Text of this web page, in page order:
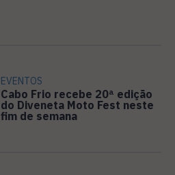
EVENTOS
Cabo Frio recebe 20ª edição
do Diveneta Moto Fest neste
fim de semana